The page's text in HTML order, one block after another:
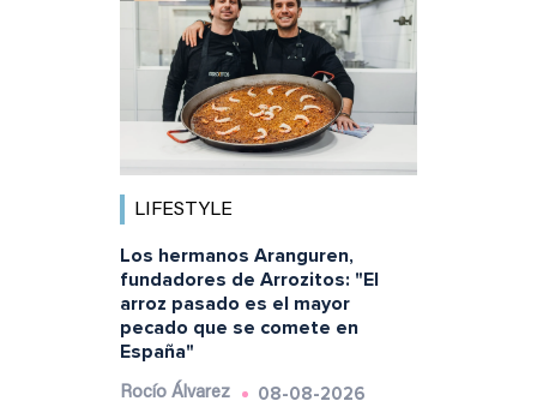
LIFESTYLE
Los hermanos Aranguren,
fundadores de Arrozitos: "El
arroz pasado es el mayor
pecado que se comete en
España"
Rocío Álvarez 08-08-2026